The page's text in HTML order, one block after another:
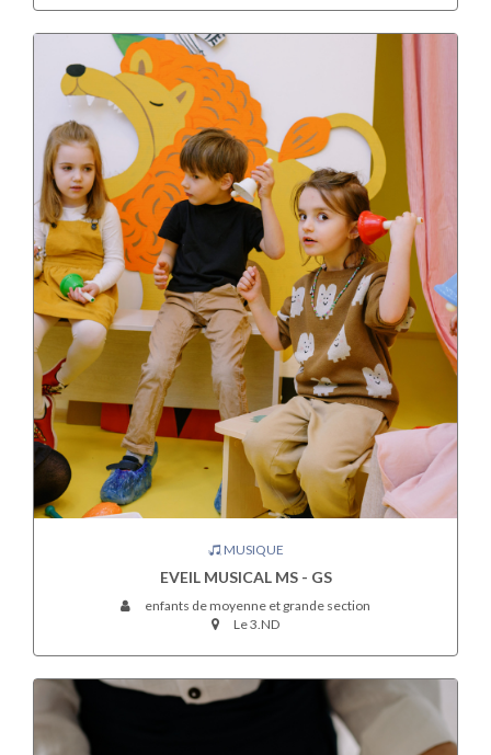
MUSIQUE
EVEIL MUSICAL MS - GS
enfants de moyenne et grande section
Le 3.ND